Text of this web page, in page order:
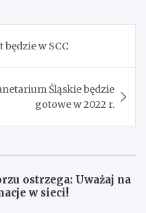
w SCC
Śląskie będzie
gotowe w 2022 r.
ostrzega: Uważaj na
w sieci!